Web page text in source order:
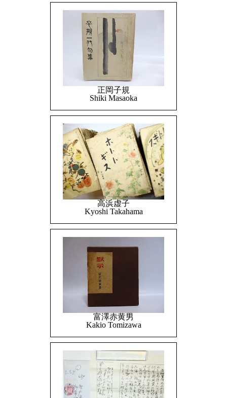
正岡子規
Shiki Masaoka
高浜虚子
Kyoshi Takahama
富澤赤黄男
Kakio Tomizawa